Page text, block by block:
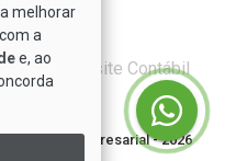
Empresarial - 2026
melhorar
a
e, ao